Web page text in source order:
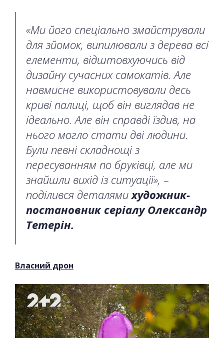
«Ми його спеціально змайстрували
для зйомок, випилювали з дерева всі
елементи, відштовхуючись від
дизайну сучасних самокатів. Але
навмисне використовували десь
криві палиці, щоб він виглядав не
ідеально. Але він справді їздив, на
нього могло стати дві людини.
Були певні складнощі з
пересуванням по бруківці, але ми
знайшли вихід із ситуації», –
поділився деталямихудожник-
постановник серіалу Олександр
Тетерін.
Власний дрон